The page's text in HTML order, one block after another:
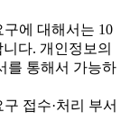
구에 대해서는 10
다. 개인정보의
를 통해서 가능하
접수·처리 부서